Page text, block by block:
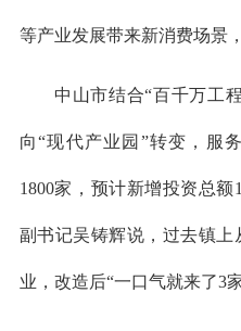
等产业发展带来新消费场景
中山市结合“百千万工
向“现代产业园”转变，服
1800家，预计新增投资总
副书记吴铸辉说，过去镇上
业，改造后“一口气就来了3家